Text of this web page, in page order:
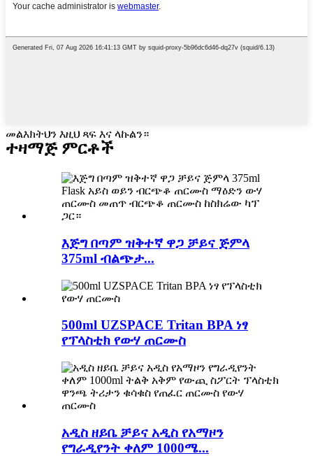
መልእክትህን እዚህ ጻፍ እና ላኩልን።
ተዛማጅ ምርቶች
እጅግ በጣም ዝቅተኛ ዋጋ ቻይና ጅምላ
375ml ብልጭታ...
500ml UZSPACE Tritan BPA ነፃ
የፕላስቲክ የውሃ ጠርሙስ
አዲስ ዘይቤ ቻይና አዲስ የአማዞን
የግራዲየንት ቀለም 1000ሜ...